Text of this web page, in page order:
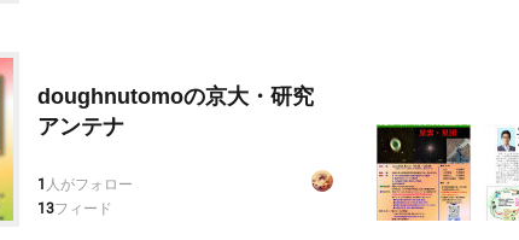
doughnutomoの京大・研究
アンテナ
1 人がフォロー
13フィード